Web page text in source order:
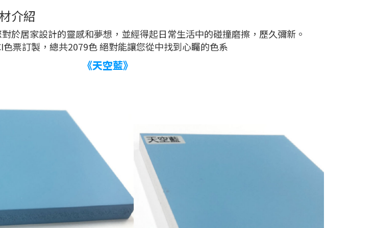
介紹
於居家設計的靈感和夢想，並經得起日常生活中的碰撞磨擦，歷久彌新。
票訂製，總共2079色 絕對能讓您從中找到心矚的色系
《天空藍》